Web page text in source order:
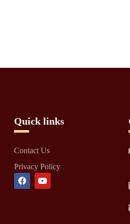
Quick links
Contact Us
Privacy Policy